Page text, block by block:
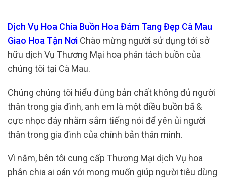
Dịch Vụ Hoa Chia Buồn Hoa Đám Tang Đẹp Cà Mau
Giao Hoa Tận Nơi Chào mừng người sử dụng tới sở
hữu dịch Vụ Thương Mại hoa phân tách buồn của
chúng tôi tại Cà Mau.
Chúng chúng tôi hiểu đúng bản chất không đủ người
thân trong gia đình, anh em là một điều buồn bã &
cực nhọc đáy nhằm sắm tiếng nói để yên ủi người
thân trong gia đình của chính bản thân mình.
Vì nắm, bên tôi cung cấp Thương Mại dịch Vụ hoa
phân chia ai oán với mong muốn giúp người tiêu dùng